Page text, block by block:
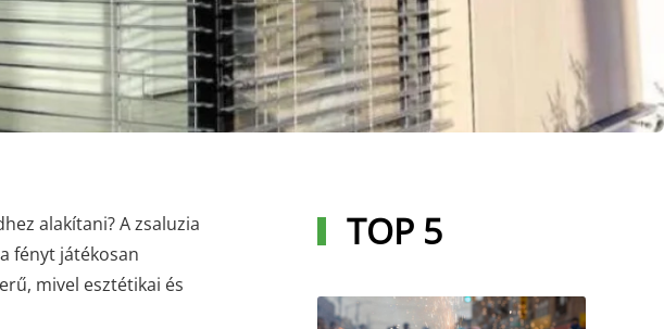
alakítani? A zsaluzia
fényt játékosan
mivel esztétikai és
TOP 5